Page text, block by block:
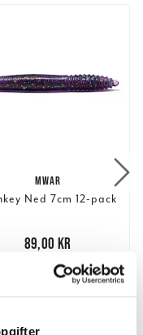
MWAR
Ned 7cm 12-pack
89,00 kr
89,00 kr
FINNS I LAGER.